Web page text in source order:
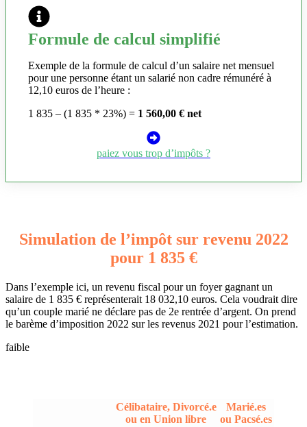
Formule de calcul simplifié
Exemple de la formule de calcul d’un salaire net mensuel
pour une personne étant un salarié non cadre rémunéré à
12,10 euros de l’heure :
1 835 – (1 835 * 23%) = 1 560,00 € net
paiez vous trop d’impôts ?
Simulation de l’impôt sur revenu 2022
pour 1 835 €
Dans l’exemple ici, un revenu fiscal pour un foyer gagnant un
salaire de 1 835 € représenterait 18 032,10 euros. Cela voudrait dire
qu’un couple marié ne déclare pas de 2e rentrée d’argent. On prend
le barème d’imposition 2022 sur les revenus 2021 pour l’estimation.
faible
Célibataire, Divorcé.e
ou en Union libre
Marié.es
ou Pacsé.es